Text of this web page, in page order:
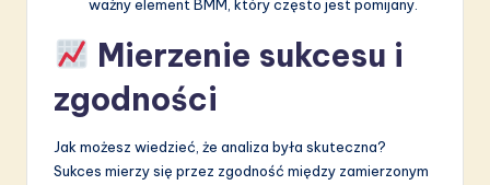
ważny element BMM, który często jest pomijany.
Mierzenie sukcesu i
zgodności
Jak możesz wiedzieć, że analiza była skuteczna?
Sukces mierzy się przez zgodność między zamierzonym